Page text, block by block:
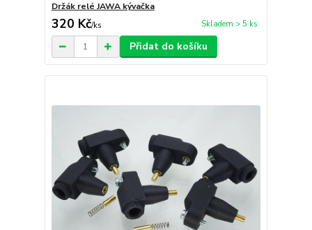
Držák relé JAWA kývačka
320 Kč/ks Skladem > 5 ks
Přidat do košíku